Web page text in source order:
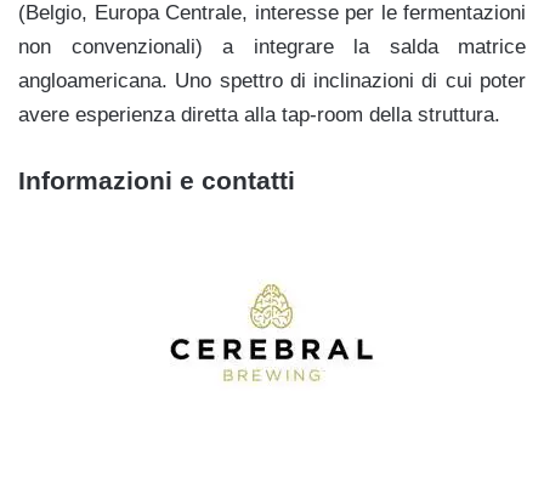
(Belgio, Europa Centrale, interesse per le fermentazioni
non convenzionali) a integrare la salda matrice
angloamericana. Uno spettro di inclinazioni di cui poter
avere esperienza diretta alla tap-room della struttura.
Informazioni e contatti